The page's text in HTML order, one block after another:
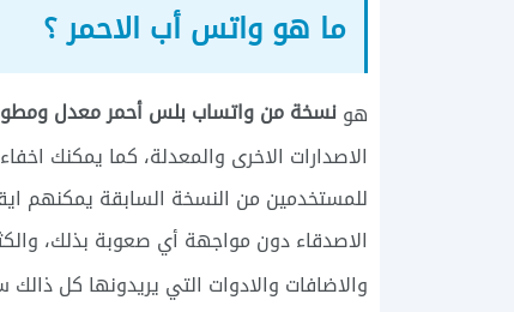
ما هو واتس أب الاحمر ؟
هونسخة من واتساب بلس أحمر معدل
الاصدارات الاخرى والمعدلة، كما يمكنك
للمستخدمين من النسخة السابقة يمكنهم
الاصدقاء دون مواجهة أي صعوبة بذلك،
والاضافات والادوات التي يريدونها كل